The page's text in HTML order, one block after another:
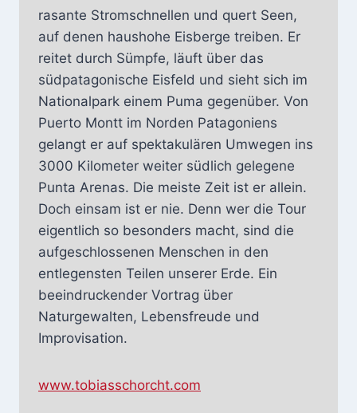
rasante Stromschnellen und quert Seen,
auf denen haushohe Eisberge treiben. Er
reitet durch Sümpfe, läuft über das
südpatagonische Eisfeld und sieht sich im
Nationalpark einem Puma gegenüber. Von
Puerto Montt im Norden Patagoniens
gelangt er auf spektakulären Umwegen ins
3000 Kilometer weiter südlich gelegene
Punta Arenas. Die meiste Zeit ist er allein.
Doch einsam ist er nie. Denn wer die Tour
eigentlich so besonders macht, sind die
aufgeschlossenen Menschen in den
entlegensten Teilen unserer Erde. Ein
beeindruckender Vortrag über
Naturgewalten, Lebensfreude und
Improvisation.
www.tobiasschorcht.com